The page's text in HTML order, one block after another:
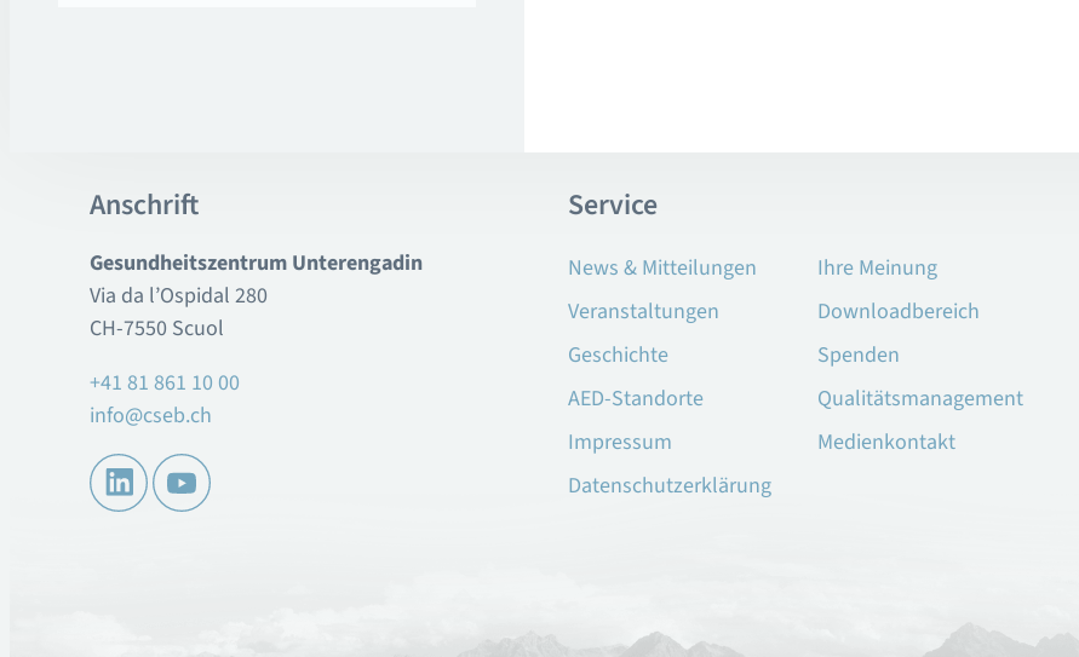
Anschrift
Gesundheitszentrum Unterengadin
Via da l’Ospidal 280
CH-7550 Scuol
+41 81 861 10 00
info@cseb.ch
Service
News & Mitteilungen
Veranstaltungen
Geschichte
AED-Standorte
Impressum
Datenschutzerklärung
Ihre Meinung
Downloadbereich
Spenden
Qualitätsmanagement
Medienkontakt